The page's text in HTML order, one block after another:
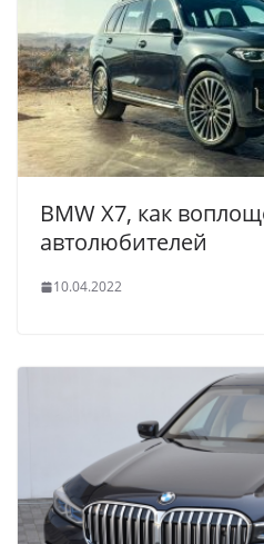
BMW X7, как
автолюбителей
10.04.2022